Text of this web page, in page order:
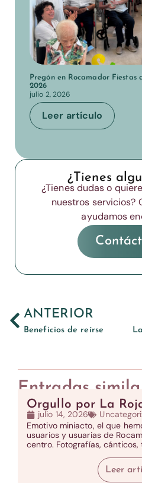
Pregón en Rocamador Fiestas
2026
julio 2, 2026
Leer artículo
¿Tienes
¿Tienes dudas o
nuestros servicios?
ayudamos
ANTERIOR
Beneficios de reírse
Entradas
Orgullo por La
julio 14, 2026
Emotivo miniacto, el que
usuarios y usuarias de
centro. Fotografías, cánticos,
Leer